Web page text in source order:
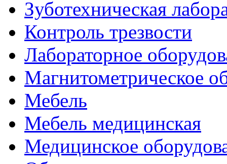
Зуботехническая
Контроль трезвости
Лабораторное
Магнитометрическое
Мебель
Мебель медицинская
Медицинское